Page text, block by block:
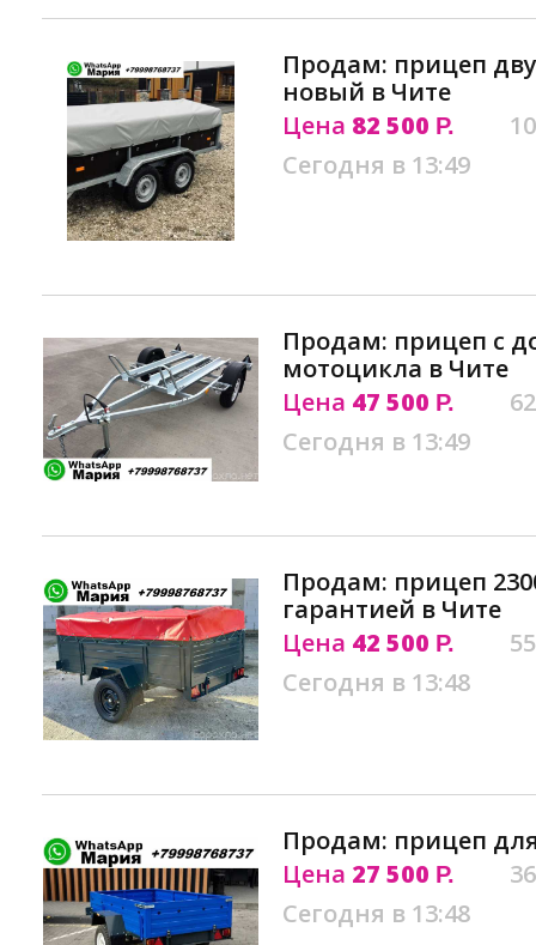
Продам: прицеп
новый в Чите
Цена 82 500 Р.
Сегодня в 13:49
Продам: прицеп с
мотоцикла в Чите
Цена 47 500 Р.
Сегодня в 13:49
Продам: прицеп
гарантией в Чите
Цена 42 500 Р.
Сегодня в 13:48
Продам: прицеп
Цена 27 500 Р.
Сегодня в 13:48